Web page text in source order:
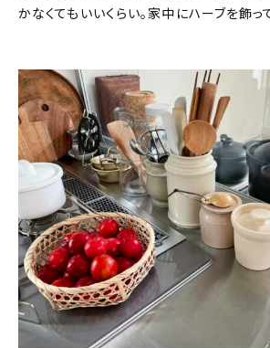
かなくてもいいくらい。家中にハーブを飾っ